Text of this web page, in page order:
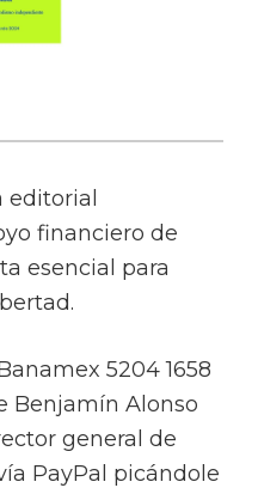
financiero de
esencial para
5204 1658
Benjamín Alonso
general de
PayPal picándole